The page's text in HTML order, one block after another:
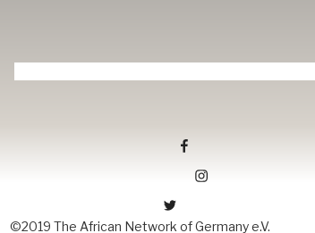
©2019 The African Network of Germany e.V.